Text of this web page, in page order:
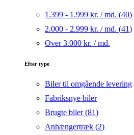
1.399 - 1.999 kr. / md. (40)
2.000 - 2.999 kr. / md. (41)
Over 3.000 kr. / md.
Efter type
Biler til omgående levering
Fabriksnye biler
Brugte biler (81)
Anhængertræk (2)